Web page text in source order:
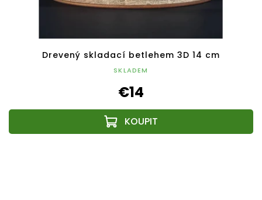
Drevený skladací betlehem 3D 14 cm
SKLADEM
€14